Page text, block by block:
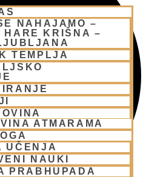
NAHAJAMO –
HARE KRIŠNA –
TEMPLJA
ATMARAMA
UČENJA
NAUKI
PRABHUPADA